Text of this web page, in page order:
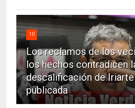
10
Los reclamos de los
los hechos contradicen
descalificación de
publicada